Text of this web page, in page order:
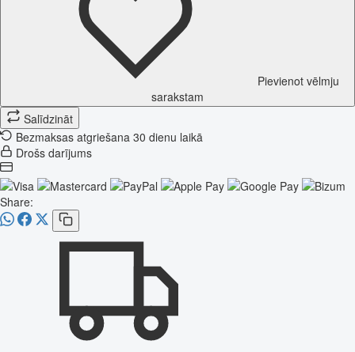
Pievienot vēlmju
sarakstam
Salīdzināt
Bezmaksas atgriešana 30 dienu laikā
Drošs darījums
Share: